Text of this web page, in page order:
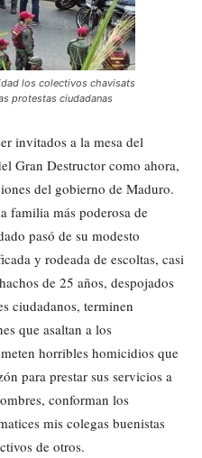
los colectivos chavisats
protestas ciudadanas
invitados a la mesa del
Gran Destructor como ahora,
del gobierno de Maduro.
familia más poderosa de
pasó de su modesto
y rodeada de escoltas, casi
de 25 años, despojados
ciudadanos, terminen
que asaltan a los
horribles homicidios que
para prestar sus servicios a
conforman los
mis colegas buenistas
de otros.